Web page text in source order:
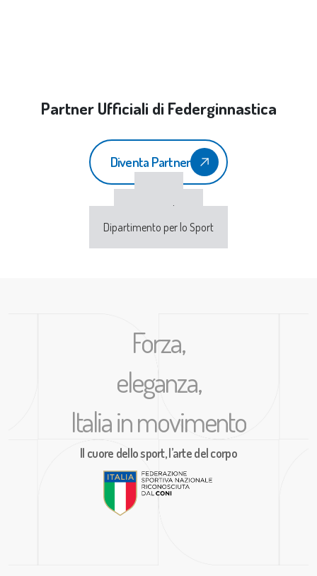
Partner Ufficiali di Federginnastica
Diventa Partner
Sport e Salute
Dipartimento per lo Sport
Forza,
eleganza,
Italia in movimento
Il cuore dello sport, l’arte del corpo